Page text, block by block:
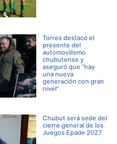
Torres destacó el
presente del
automovilismo
chubutense y
aseguró que “hay
una nueva
generación con gran
nivel”
Chubut será sede del
cierre general de los
Juegos Epade 2027